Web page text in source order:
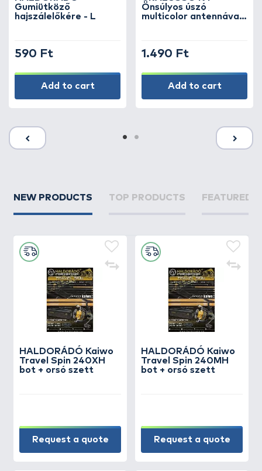
Gumiütköző
hajszálelőkére - L
590 Ft
Add to cart
Önsúlyos úszó
multicolor antennával
1.490 Ft
Add to cart
NEW PRODUCTS TOP PRODUCTS FEATURED
HALDORÁDÓ Kaiwo
Travel Spin 240XH
bot + orsó szett
Request a quote
HALDORÁDÓ Kaiwo
Travel Spin 240MH
bot + orsó szett
Request a quote